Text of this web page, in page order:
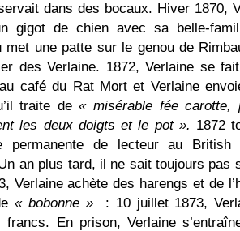
dans des bocaux. Hiver 1870,
gigot de chien avec sa belle-
met une patte sur le genou de
des Verlaine. 1872, Verlaine se
café du Rat Mort et Verlaine
traite de« misérable fée carotte,
les deux doigts et le pot ». 1872
permanente de lecteur au British
an plus tard, il ne sait toujours pas
Verlaine achète des harengs et de
« bobonne »
: 10 juillet 1873,
francs. En prison, Verlaine